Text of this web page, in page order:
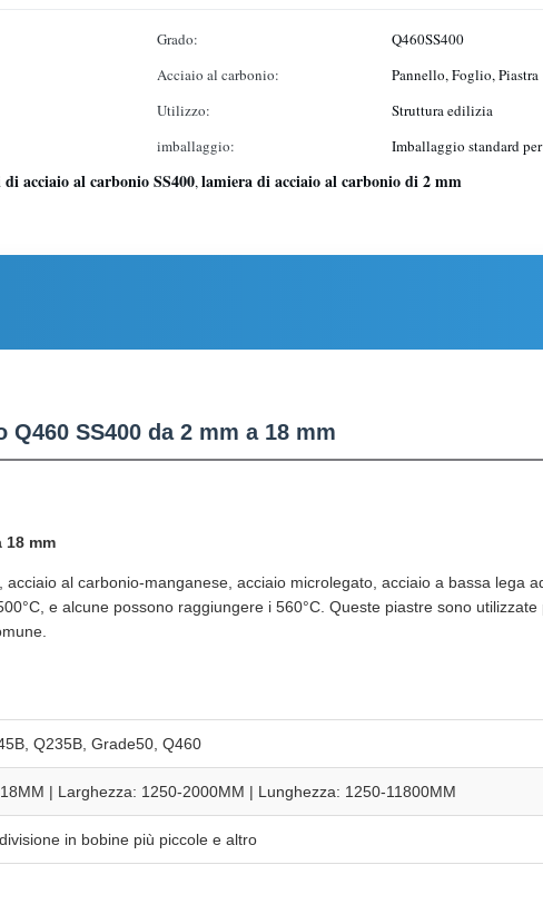
Grado:
Q460SS400
Acciaio al carbonio:
Pannello, Foglio, Piastra
Utilizzo:
Struttura edilizia
imballaggio:
Imballaggio standard
acciaio al carbonio SS400,lamiera di acciaio al carbonio di 2 mm
SS400 da 2 mm a 18 mm
18 mm
al carbonio-manganese, acciaio microlegato, acciaio a bassa lega
e alcune possono raggiungere i 560°C. Queste piastre sono
Q235B, Grade50, Q460
| Larghezza: 1250-2000MM | Lunghezza: 1250-11800MM
in bobine più piccole e altro